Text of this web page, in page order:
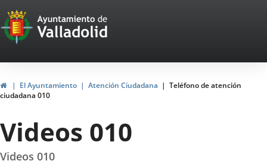
Portal
Web
del
Ayuntamiento
de
Valladolid
HomeEl Ayuntamiento Atención Ciudadana
Teléfono de atención
ciudadana 010
Videos 010
Videos 010